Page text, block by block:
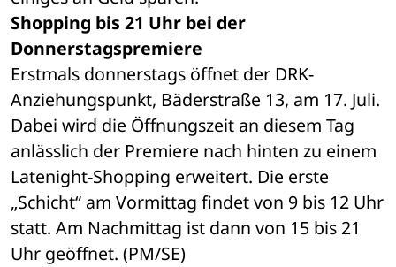
Shopping bis 21 Uhr bei der
Donnerstagspremiere
Erstmals donnerstags öffnet der DRK-
Anziehungspunkt, Bäderstraße 13, am 17. Juli.
Dabei wird die Öffnungszeit an diesem Tag
anlässlich der Premiere nach hinten zu einem
Latenight-Shopping erweitert. Die erste
„Schicht“ am Vormittag findet von 9 bis 12 Uhr
statt. Am Nachmittag ist dann von 15 bis 21
Uhr geöffnet. (PM/SE)